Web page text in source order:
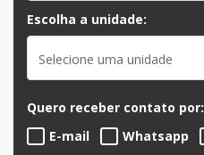
Escolha a unidade:
Selecione uma unidade
Quero receber contato por:
E-mail
Whatsapp